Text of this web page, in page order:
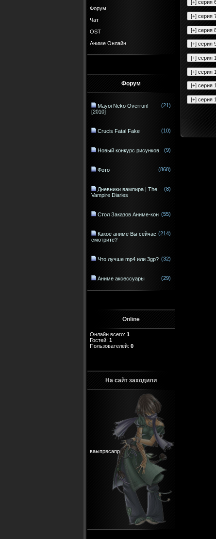
Форум
Чат
OST
Аниме Онлайн
Форум
Mayoi Neko Overrun!
[2010]
(21)
Crucis Fatal Fake (10)
Новый конкурс рисунков. (9)
Фото (868)
Дневники вампира | The
Vampire Diaries
(8)
Стол Заказов Аниме-кон (55)
Какое аниме Вы сейчас
смотрите?
(214)
Что лучше mp4 или 3gp? (32)
Аниме аксессуары (29)
Online
Онлайн всего: 1
Гостей: 1
Пользователей: 0
На сайт заходили